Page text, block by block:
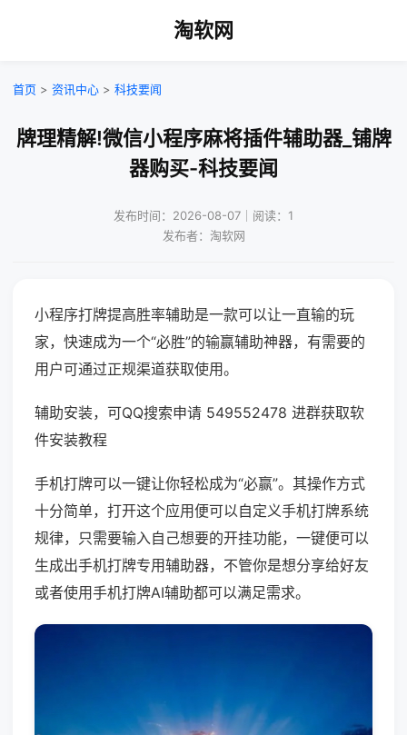
淘软网
首页 > 资讯中心 > 科技要闻
牌理精解!微信小程序麻将插件辅助器_铺牌
器购买-科技要闻
发布时间：2026-08-07｜阅读：1
发布者：淘软网
小程序打牌提高胜率辅助是一款可以让一直输的玩
家，快速成为一个“必胜”的输赢辅助神器，有需要的
用户可通过正规渠道获取使用。
辅助安装，可QQ搜索申请 549552478 进群获取软
件安装教程
手机打牌可以一键让你轻松成为“必赢”。其操作方式
十分简单，打开这个应用便可以自定义手机打牌系统
规律，只需要输入自己想要的开挂功能，一键便可以
生成出手机打牌专用辅助器，不管你是想分享给好友
或者使用手机打牌AI辅助都可以满足需求。